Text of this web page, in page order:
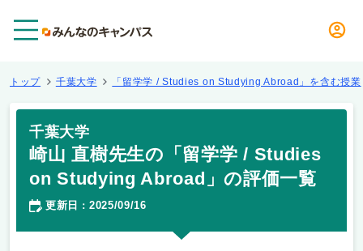
トップ 千葉大学 「留学学 / Studies on Studying Abroad」を含む授業
千葉大学
崎山 直樹先生の「留学学 / Studies
on Studying Abroad」の評価一覧
更新日 ： 2025/09/16